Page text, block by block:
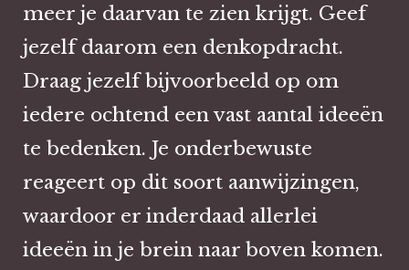
meer je daarvan te zien krijgt. Geef
jezelf daarom een denkopdracht.
Draag jezelf bijvoorbeeld op om
iedere ochtend een vast aantal ideeën
te bedenken. Je onderbewuste
reageert op dit soort aanwijzingen,
waardoor er inderdaad allerlei
ideeën in je brein naar boven komen.